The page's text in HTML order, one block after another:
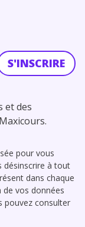
S'INSCRIRE
et des
pour vous
désinscrire à tout
dans chaque
vos données
pouvez consulter